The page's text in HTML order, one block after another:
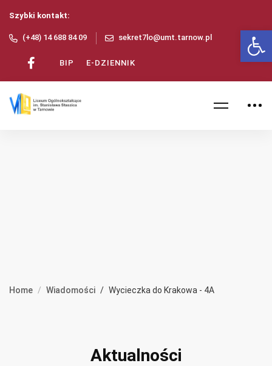
Szybki kontakt:
(+48) 14 688 84 09 sekret7lo@umt.tarnow.pl
BIP E-DZIENNIK
Home Wiadomości Wycieczka do Krakowa - 4A
Aktualności